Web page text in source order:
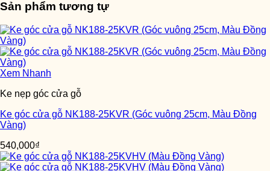
Sản phẩm tương tự
Xem Nhanh
Ke nẹp góc cửa gỗ
Ke góc cửa gỗ NK188-25KVR (Góc vuông 25cm, Màu Đồng
Vàng)
540,000₫